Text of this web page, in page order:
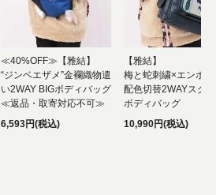
≪40%OFF≫【雅結】
“ジンベエザメ”金襴織物遣
い2WAY BIGボディバッグ
≪返品・取寄対応不可≫
6,593円(税込)
【雅結】
梅と蛇刺繍×エンボ
配色切替2WAYスク
ボディバッグ
10,990円(税込)